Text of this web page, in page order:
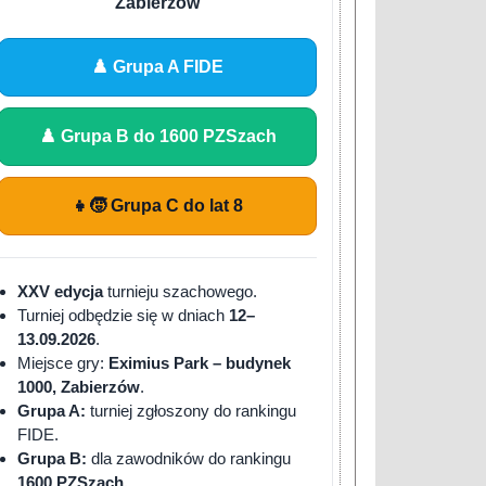
♟️ Grupa A FIDE
♟️ Grupa B do 1600 PZSzach
👧🧒 Grupa C do lat 8
XXV edycjaturnieju szachowego.
Turniej odbędzie się w dniach 12–
13.09.2026.
Miejsce gry: Eximius Park – budynek
1000, Zabierzów.
Grupa A: turniej zgłoszony do rankingu
FIDE.
Grupa B: dla zawodników do rankingu
1600 PZSzach.